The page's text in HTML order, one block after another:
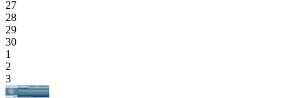
27
28
29
30
1
2
3